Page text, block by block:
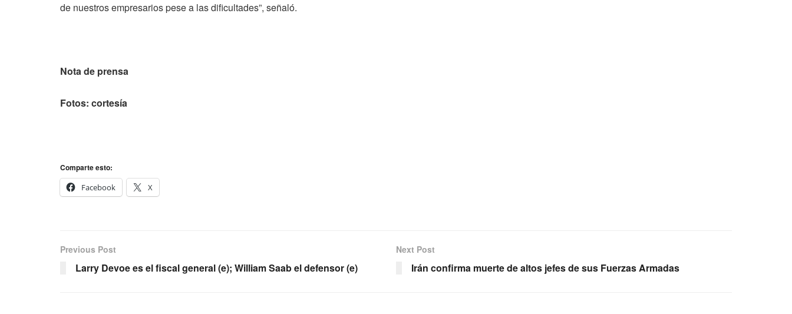
de nuestros empresarios pese a las dificultades”, señaló.
Nota de prensa
Fotos: cortesía
Comparte esto:
Facebook
X
Previous Post
Larry Devoe es el fiscal general (e); William Saab el defensor (e)
Next Post
Irán confirma muerte de altos jefes de sus Fuerzas Armadas